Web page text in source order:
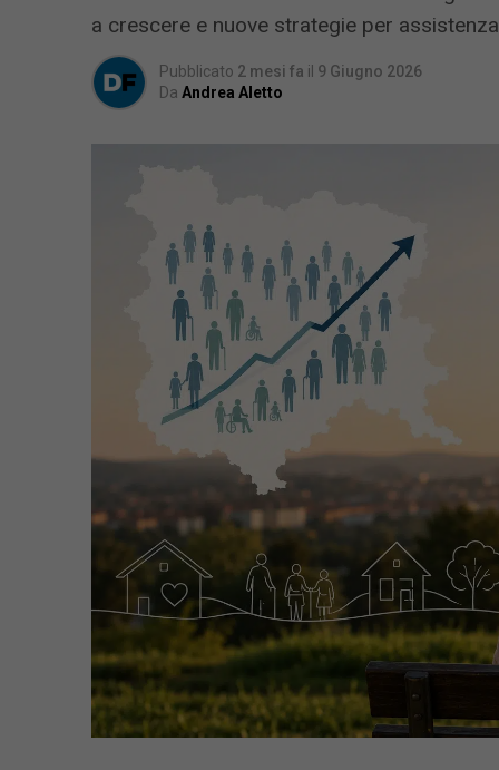
a crescere e nuove strategie per
Pubblicato 2 mesi fa il 9 Giugno 2026
Da Andrea Aletto